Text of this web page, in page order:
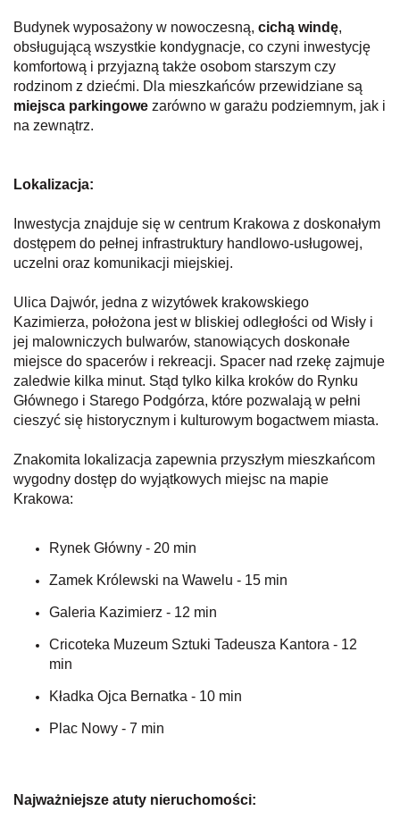
Budynek wyposażony w nowoczesną, cichą windę,
obsługującą wszystkie kondygnacje, co czyni inwestycję
komfortową i przyjazną także osobom starszym czy
rodzinom z dziećmi. Dla mieszkańców przewidziane są
miejsca parkingowe zarówno w garażu podziemnym, jak i
na zewnątrz.
Lokalizacja:
Inwestycja znajduje się w centrum Krakowa z doskonałym
dostępem do pełnej infrastruktury handlowo-usługowej,
uczelni oraz komunikacji miejskiej.
Ulica Dajwór, jedna z wizytówek krakowskiego
Kazimierza, położona jest w bliskiej odległości od Wisły i
jej malowniczych bulwarów, stanowiących doskonałe
miejsce do spacerów i rekreacji. Spacer nad rzekę zajmuje
zaledwie kilka minut. Stąd tylko kilka kroków do Rynku
Głównego i Starego Podgórza, które pozwalają w pełni
cieszyć się historycznym i kulturowym bogactwem miasta.
Znakomita lokalizacja zapewnia przyszłym mieszkańcom
wygodny dostęp do wyjątkowych miejsc na mapie
Krakowa:
Rynek Główny - 20 min
Zamek Królewski na Wawelu - 15 min
Galeria Kazimierz - 12 min
Cricoteka Muzeum Sztuki Tadeusza Kantora - 12
min
Kładka Ojca Bernatka - 10 min
Plac Nowy - 7 min
Najważniejsze atuty nieruchomości: